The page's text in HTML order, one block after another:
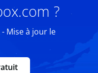
?
Mise à jour le